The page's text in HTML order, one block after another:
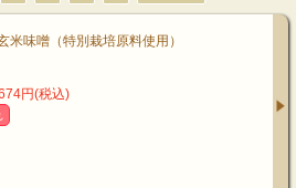
味噌（特別栽培原料使用）
円(税込)